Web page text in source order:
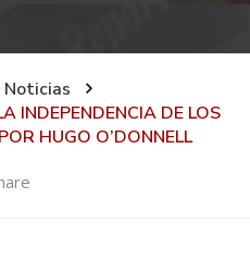
Noticias
INDEPENDENCIA DE LOS
HUGO O’DONNELL